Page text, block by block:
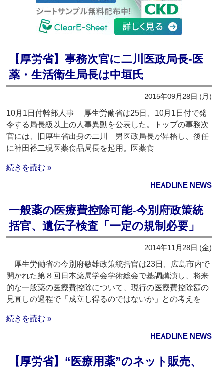
【厚労省】事務次官に二川医政局長‐医
薬・生活衛生局長は中垣氏
2015年09月28日 (月)
10月1日付幹部人事 厚生労働省は25日、10月1日付で発
令する局長級以上の人事異動を公表した。トップの事務次
官には、旧厚生省出身の二川一男医政局長が昇格し、後任
に神田裕二現医薬食品局長を起用。医薬食
続きを読む »
HEADLINE NEWS
一般薬の医療費控除可能‐今別府政策統
括官、遺伝子検査「一定の規制必要」
2014年11月28日 (金)
厚生労働省の今別府敏雄政策統括官は23日、広島市内で
開かれた第８回日本薬局学会学術総会で基調講演し、将来
的な一般薬の医療費控除について、現行の医療費控除額の
見直しの過程で「成立し得るのではないか」との考えを
続きを読む »
HEADLINE NEWS
【厚労省】“医療用薬”のネット販売、